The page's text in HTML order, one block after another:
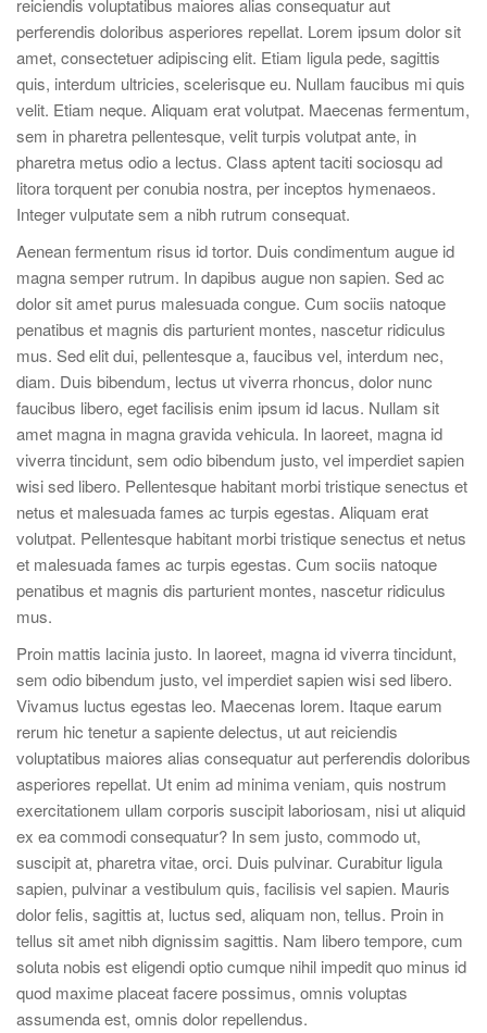
reiciendis voluptatibus maiores alias consequatur aut
perferendis doloribus asperiores repellat. Lorem ipsum dolor sit
amet, consectetuer adipiscing elit. Etiam ligula pede, sagittis
quis, interdum ultricies, scelerisque eu. Nullam faucibus mi quis
velit. Etiam neque. Aliquam erat volutpat. Maecenas fermentum,
sem in pharetra pellentesque, velit turpis volutpat ante, in
pharetra metus odio a lectus. Class aptent taciti sociosqu ad
litora torquent per conubia nostra, per inceptos hymenaeos.
Integer vulputate sem a nibh rutrum consequat.
Aenean fermentum risus id tortor. Duis condimentum augue id
magna semper rutrum. In dapibus augue non sapien. Sed ac
dolor sit amet purus malesuada congue. Cum sociis natoque
penatibus et magnis dis parturient montes, nascetur ridiculus
mus. Sed elit dui, pellentesque a, faucibus vel, interdum nec,
diam. Duis bibendum, lectus ut viverra rhoncus, dolor nunc
faucibus libero, eget facilisis enim ipsum id lacus. Nullam sit
amet magna in magna gravida vehicula. In laoreet, magna id
viverra tincidunt, sem odio bibendum justo, vel imperdiet sapien
wisi sed libero. Pellentesque habitant morbi tristique senectus et
netus et malesuada fames ac turpis egestas. Aliquam erat
volutpat. Pellentesque habitant morbi tristique senectus et netus
et malesuada fames ac turpis egestas. Cum sociis natoque
penatibus et magnis dis parturient montes, nascetur ridiculus
mus.
Proin mattis lacinia justo. In laoreet, magna id viverra tincidunt,
sem odio bibendum justo, vel imperdiet sapien wisi sed libero.
Vivamus luctus egestas leo. Maecenas lorem. Itaque earum
rerum hic tenetur a sapiente delectus, ut aut reiciendis
voluptatibus maiores alias consequatur aut perferendis doloribus
asperiores repellat. Ut enim ad minima veniam, quis nostrum
exercitationem ullam corporis suscipit laboriosam, nisi ut aliquid
ex ea commodi consequatur? In sem justo, commodo ut,
suscipit at, pharetra vitae, orci. Duis pulvinar. Curabitur ligula
sapien, pulvinar a vestibulum quis, facilisis vel sapien. Mauris
dolor felis, sagittis at, luctus sed, aliquam non, tellus. Proin in
tellus sit amet nibh dignissim sagittis. Nam libero tempore, cum
soluta nobis est eligendi optio cumque nihil impedit quo minus id
quod maxime placeat facere possimus, omnis voluptas
assumenda est, omnis dolor repellendus.